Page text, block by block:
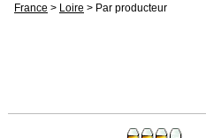
France > Loire > Par producteur